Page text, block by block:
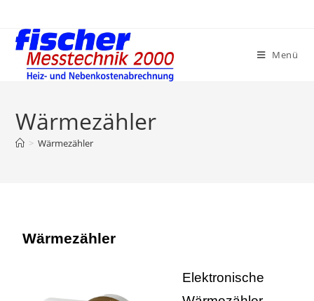
Menü
Wärmezähler
> Wärmezähler
Wärmezähler
Elektronische